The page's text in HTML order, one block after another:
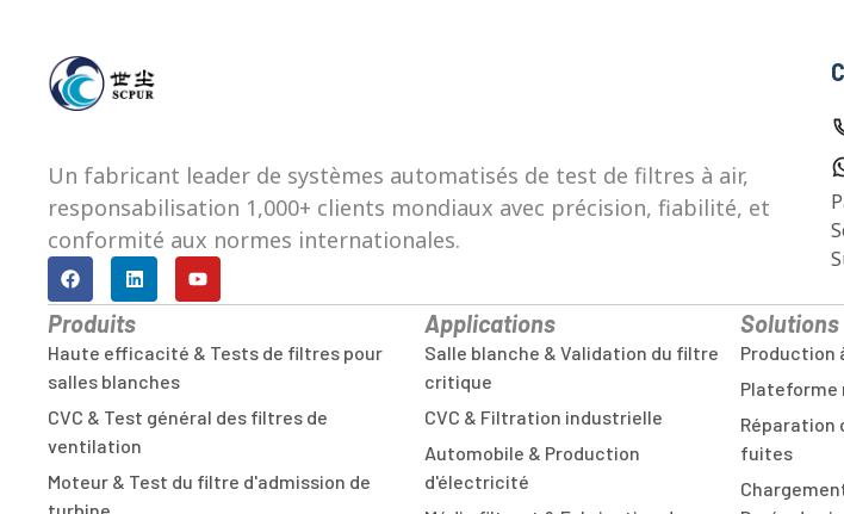
Un fabricant leader de systèmes automatisés de test de filtres à air,
responsabilisation 1,000+ clients mondiaux avec précision, fiabilité, et
conformité aux normes internationales.
Produits
Haute efficacité & Tests de filtres pour
salles blanches
CVC & Test général des filtres de
ventilation
Moteur & Test du filtre d'admission de
Applications
Salle blanche & Validation du filtre
critique
CVC & Filtration industrielle
Automobile & Production
d'électricité
Solutions
Production
Réparation
fuites